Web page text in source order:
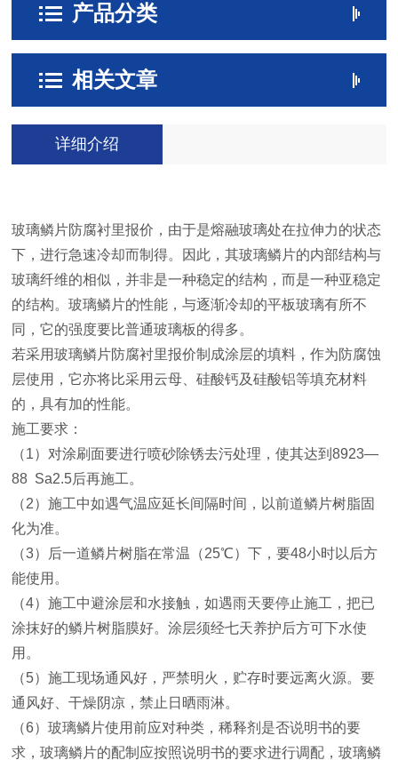
产品分类
相关文章
详细介绍
玻璃鳞片防腐衬里报价，由于是熔融玻璃处在拉伸力的状态
下，进行急速冷却而制得。因此，其玻璃鳞片的内部结构与
玻璃纤维的相似，并非是一种稳定的结构，而是一种亚稳定
的结构。玻璃鳞片的性能，与逐渐冷却的平板玻璃有所不
同，它的强度要比普通玻璃板的得多。
若采用玻璃鳞片防腐衬里报价制成涂层的填料，作为防腐蚀
层使用，它亦将比采用云母、硅酸钙及硅酸铝等填充材料
的，具有加的性能。
施工要求：
（1）对涂刷面要进行喷砂除锈去污处理，使其达到8923—
88 Sa2.5后再施工。
（2）施工中如遇气温应延长间隔时间，以前道鳞片树脂固
化为准。
（3）后一道鳞片树脂在常温（25℃）下，要48小时以后方
能使用。
（4）施工中避涂层和水接触，如遇雨天要停止施工，把已
涂抹好的鳞片树脂膜好。涂层须经七天养护后方可下水使
用。
（5）施工现场通风好，严禁明火，贮存时要远离火源。要
通风好、干燥阴凉，禁止日晒雨淋。
（6）玻璃鳞片使用前应对种类，稀释剂是否说明书的要
求，玻璃鳞片的配制应按照说明书的要求进行调配，玻璃鳞